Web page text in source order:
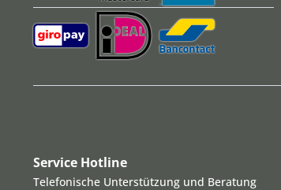
Service Hotline
Telefonische Unterstützung und Beratung